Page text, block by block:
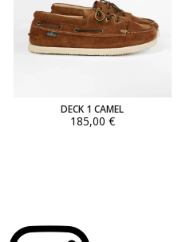
DECK 1 CAMEL
185,00 €